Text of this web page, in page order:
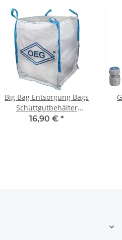
Big Bag Entsorgung Bags
Schüttgutbehälter
Einweg Sackoben offen
16,90 € *